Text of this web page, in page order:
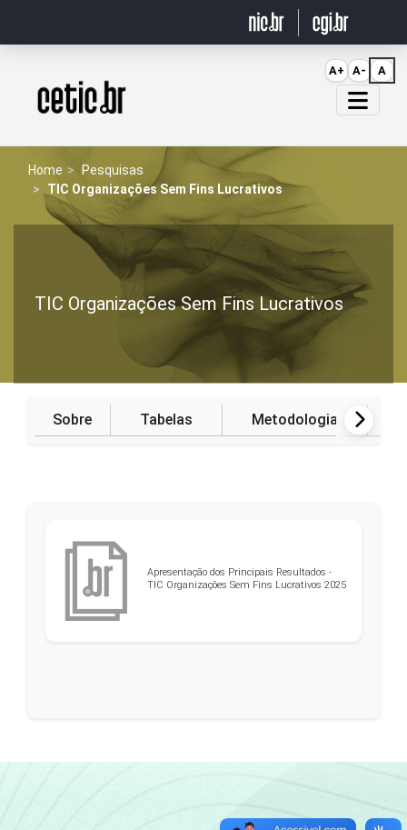
Página inicial
Home
Pesquisas
TIC Organizações Sem Fins Lucrativos
TIC Organizações Sem Fins Lucrativos
Sobre Tabelas Metodologia
Apresentação dos Principais Resultados -
TIC Organizações Sem Fins Lucrativos 2025
A+ A- A